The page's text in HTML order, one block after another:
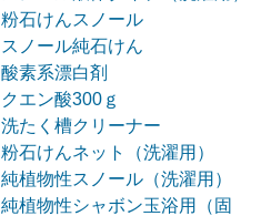
粉石けんスノール
スノール純石けん
酸素系漂白剤
クエン酸300ｇ
洗たく槽クリーナー
粉石けんネット（洗濯用）
純植物性スノール（洗濯用）
純植物性シャボン玉浴用（固